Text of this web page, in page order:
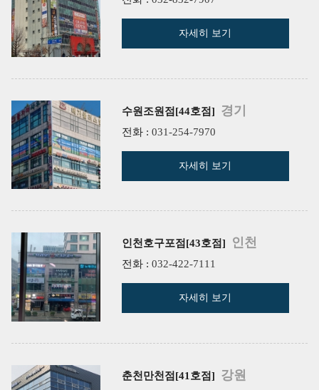
자세히 보기
수원조원점[44호점] 경기
전화 : 031-254-7970
자세히 보기
인천호구포점[43호점] 인천
전화 : 032-422-7111
자세히 보기
춘천만천점[41호점] 강원